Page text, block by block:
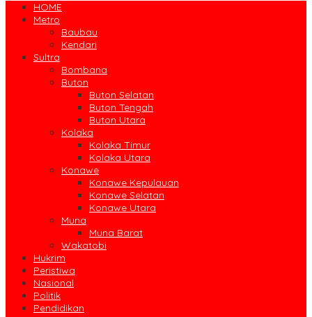
HOME
Metro
Baubau
Kendari
Sultra
Bombana
Buton
Buton Selatan
Buton Tengah
Buton Utara
Kolaka
Kolaka Timur
Kolaka Utara
Konawe
Konawe Kepulauan
Konawe Selatan
Konawe Utara
Muna
Muna Barat
Wakatobi
Hukrim
Peristiwa
Nasional
Politik
Pendidikan